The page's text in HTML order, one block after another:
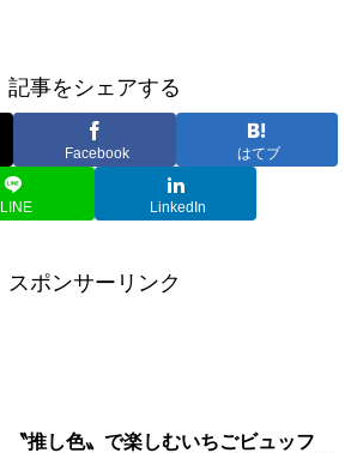
記事をシェアする
Facebook はてブ
LINE LinkedIn
スポンサーリンク
〝推し色〟で楽しむいちごビュッフ